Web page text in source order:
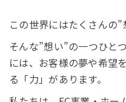
この世界にはたくさんの”
そんな”想い”の一つひと
には、お客様の夢や希望
る「力」があります。